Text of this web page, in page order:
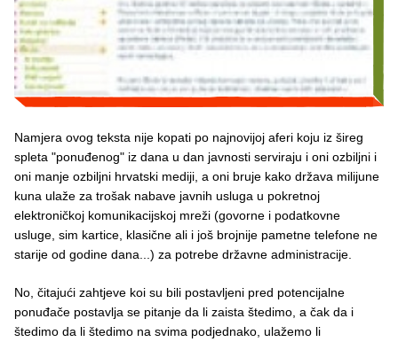
Namjera ovog teksta nije kopati po najnovijoj aferi koju iz šireg
spleta "ponuđenog" iz dana u dan javnosti serviraju i oni ozbiljni i
oni manje ozbiljni hrvatski mediji, a oni bruje kako država milijune
kuna ulaže za trošak nabave javnih usluga u pokretnoj
elektroničkoj komunikacijskoj mreži (govorne i podatkovne
usluge, sim kartice, klasične ali i još brojnije pametne telefone ne
starije od godine dana...) za potrebe državne administracije.
No, čitajući zahtjeve koi su bili postavljeni pred potencijalne
ponuđače postavlja se pitanje da li zaista štedimo, a čak da i
štedimo da li štedimo na svima podjednako, ulažemo li